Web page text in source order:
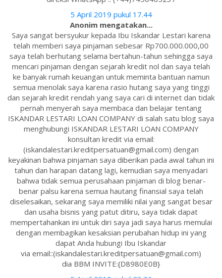
5 April 2019 pukul 17.44
Anonim mengatakan...
Saya sangat bersyukur kepada Ibu Iskandar Lestari karena
telah memberi saya pinjaman sebesar Rp700.000.000,00
saya telah berhutang selama bertahun-tahun sehingga saya
mencari pinjaman dengan sejarah kredit nol dan saya telah
ke banyak rumah keuangan untuk meminta bantuan namun
semua menolak saya karena rasio hutang saya yang tinggi
dan sejarah kredit rendah yang saya cari di internet dan tidak
pernah menyerah saya membaca dan belajar tentang
ISKANDAR LESTARI LOAN COMPANY di salah satu blog saya
menghubungi ISKANDAR LESTARI LOAN COMPANY
konsultan kredit via email:
(iskandalestari.kreditpersatuan@gmail.com) dengan
keyakinan bahwa pinjaman saya diberikan pada awal tahun ini
tahun dan harapan datang lagi, kemudian saya menyadari
bahwa tidak semua perusahaan pinjaman di blog benar-
benar palsu karena semua hautang finansial saya telah
diselesaikan, sekarang saya memiliki nilai yang sangat besar
dan usaha bisnis yang patut ditiru, saya tidak dapat
mempertahankan ini untuk diri saya jadi saya harus memulai
dengan membagikan kesaksian perubahan hidup ini yang
dapat Anda hubungi Ibu Iskandar
via email::(iskandalestari.kreditpersatuan@gmail.com)
dia BBM INVITE:{D8980E0B}